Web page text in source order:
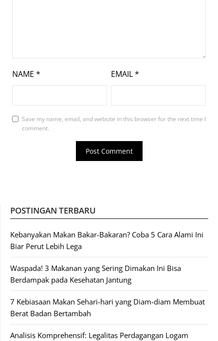
NAME * EMAIL*
Save my name, email, and website in this browser for the next time I
comment.
POSTINGAN TERBARU
Kebanyakan Makan Bakar-Bakaran? Coba 5 Cara Alami Ini
Biar Perut Lebih Lega
Waspada! 3 Makanan yang Sering Dimakan Ini Bisa
Berdampak pada Kesehatan Jantung
7 Kebiasaan Makan Sehari-hari yang Diam-diam Membuat
Berat Badan Bertambah
Analisis Komprehensif: Legalitas Perdagangan Logam